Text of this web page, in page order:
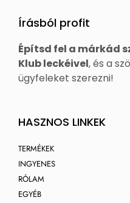
Írásból profit
Építsd fel a márkád
Klub leckéivel, és a
ügyfeleket szerezni!
HASZNOS LINKEK
TERMÉKEK
INGYENES
RÓLAM
EGYÉB